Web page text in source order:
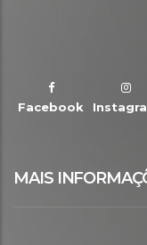
Facebook
MAIS